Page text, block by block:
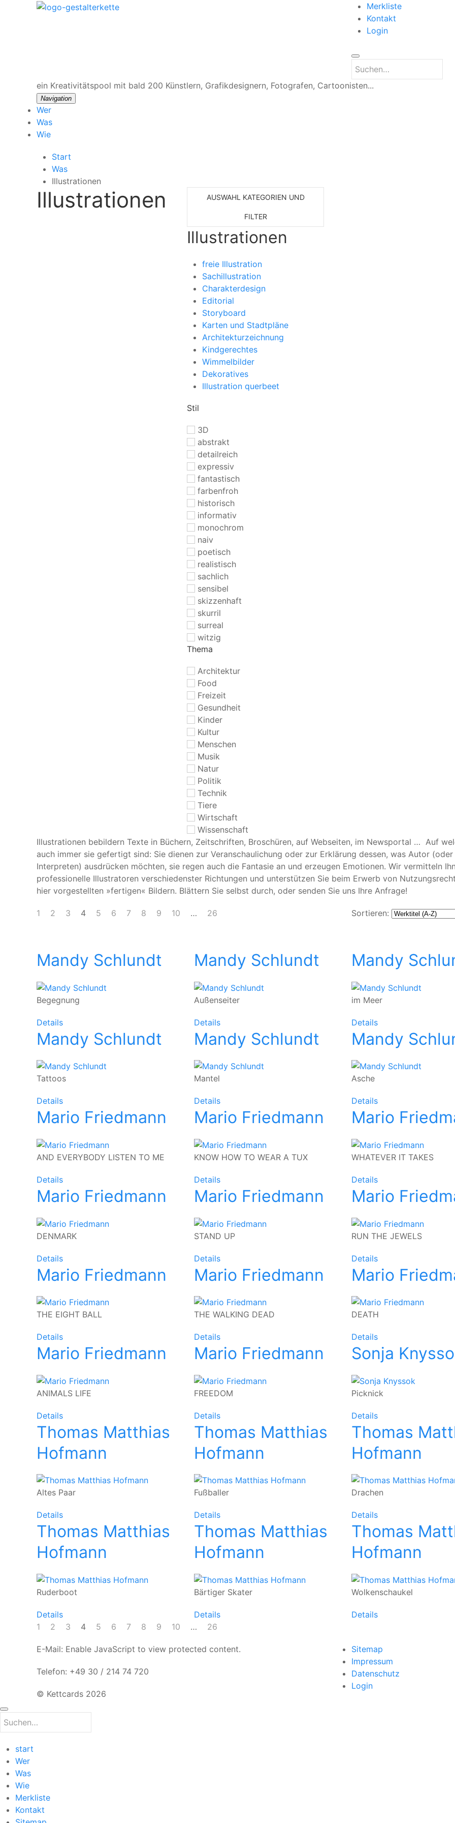
Merkliste
Kontakt
Login
ein Kreativitätspool mit bald 200 Künstlern, Grafikdesignern, Fotografen, Cartoonisten...
Navigation
Wer
Was
Wie
Start
Was
Illustrationen
Illustrationen AUSWAHL KATEGORIEN UND
FILTER
Illustrationen
freie Illustration
Sachillustration
Charakterdesign
Editorial
Storyboard
Karten und Stadtpläne
Architekturzeichnung
Kindgerechtes
Wimmelbilder
Dekoratives
Illustration querbeet
Stil
3D
abstrakt
detailreich
expressiv
fantastisch
farbenfroh
historisch
informativ
monochrom
naiv
poetisch
realistisch
sachlich
sensibel
skizzenhaft
skurril
surreal
witzig
Thema
Architektur
Food
Freizeit
Gesundheit
Kinder
Kultur
Menschen
Musik
Natur
Politik
Technik
Tiere
Wirtschaft
Wissenschaft
Illustrationen bebildern Texte in Büchern, Zeitschriften, Broschüren, auf Webseiten, im Newsportal … Auf
auch immer sie gefertigt sind: Sie dienen zur Veranschaulichung oder zur Erklärung dessen, was Autor (oder
Interpreten) ausdrücken möchten, sie regen auch die Fantasie an und erzeugen Emotionen. Wir vermitteln
professionelle Illustratoren verschiedenster Richtungen und unterstützen Sie beim Erwerb von
hier vorgestellten »fertigen« Bildern. Blättern Sie selbst durch, oder senden Sie uns Ihre Anfrage!
1 2 3 4 5 6 7 8 9 10 … 26 Sortieren:
Mandy Schlundt
Begegnung
Details
Mandy Schlundt
Außenseiter
Details
Mandy
im Meer
Details
Mandy Schlundt
Tattoos
Details
Mandy Schlundt
Mantel
Details
Mandy
Asche
Details
Mario Friedmann
AND EVERYBODY LISTEN TO ME
Details
Mario Friedmann
KNOW HOW TO WEAR A TUX
Details
Mario
WHATEVER IT TAKES
Details
Mario Friedmann
DENMARK
Details
Mario Friedmann
STAND UP
Details
Mario
RUN THE JEWELS
Details
Mario Friedmann
THE EIGHT BALL
Details
Mario Friedmann
THE WALKING DEAD
Details
Mario
DEATH
Details
Mario Friedmann
ANIMALS LIFE
Details
Mario Friedmann
FREEDOM
Details
Sonja
Picknick
Details
Thomas Matthias
Hofmann
Altes Paar
Details
Thomas Matthias
Hofmann
Fußballer
Details
Thomas
Hofmann
Drachen
Details
Thomas Matthias
Hofmann
Ruderboot
Details
Thomas Matthias
Hofmann
Bärtiger Skater
Details
Thomas
Hofmann
Wolkenschaukel
Details
1
2 3 4 5 6 7 8 9 10 … 26
E-Mail: Enable JavaScript to view protected content.
Telefon: +49 30 / 214 74 720
© Kettcards 2026
Sitemap
Impressum
Datenschutz
Login
start
Wer
Was
Wie
Merkliste
Kontakt